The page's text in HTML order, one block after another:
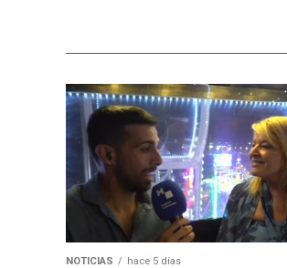
NOTICIAS hace 5 días